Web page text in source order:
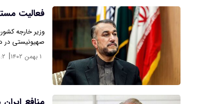
فعالیت
​وزیر خارجه
صهیونیستی
۱ بهمن ۱۴۰۲ |